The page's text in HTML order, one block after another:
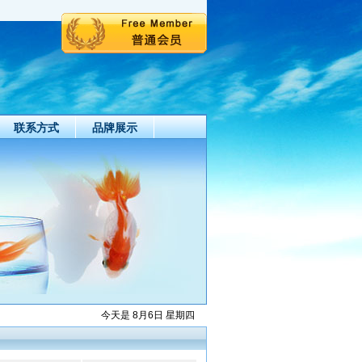
联系方式
品牌展示
今天是 8月6日 星期四